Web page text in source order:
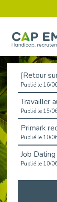
Publié le 16/
Publié le 15/
Publié le 10/
Publié le 10/
Publié le 09/